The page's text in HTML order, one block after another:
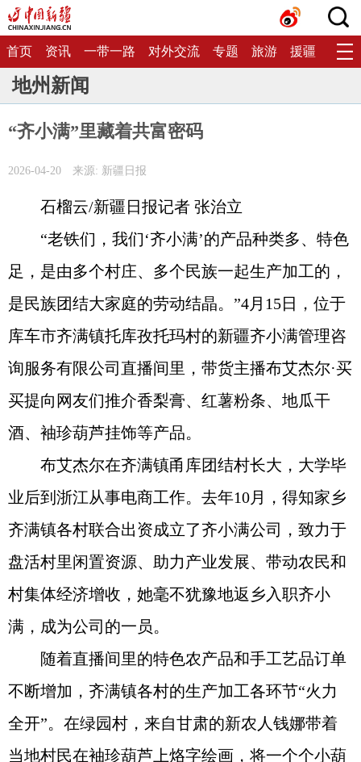
首页 资讯 一带一路 对外交流 专题 旅游 援疆 生态
地州新闻
“齐小满”里藏着共富密码
2026-04-20 来源: 新疆日报
石榴云/新疆日报记者 张治立
“老铁们，我们‘齐小满’的产品种类多、特色
足，是由多个村庄、多个民族一起生产加工的，
是民族团结大家庭的劳动结晶。”4月15日，位于
库车市齐满镇托库孜托玛村的新疆齐小满管理咨
询服务有限公司直播间里，带货主播布艾杰尔·买
买提向网友们推介香梨膏、红薯粉条、地瓜干
酒、袖珍葫芦挂饰等产品。
布艾杰尔在齐满镇甬库团结村长大，大学毕
业后到浙江从事电商工作。去年10月，得知家乡
齐满镇各村联合出资成立了齐小满公司，致力于
盘活村里闲置资源、助力产业发展、带动农民和
村集体经济增收，她毫不犹豫地返乡入职齐小
满，成为公司的一员。
随着直播间里的特色农产品和手工艺品订单
不断增加，齐满镇各村的生产加工各环节“火力
全开”。在绿园村，来自甘肃的新农人钱娜带着
当地村民在袖珍葫芦上烙字绘画，将一个个小葫